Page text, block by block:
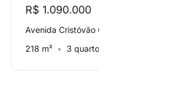
R$ 1.090.000
218 m²
3 quartos